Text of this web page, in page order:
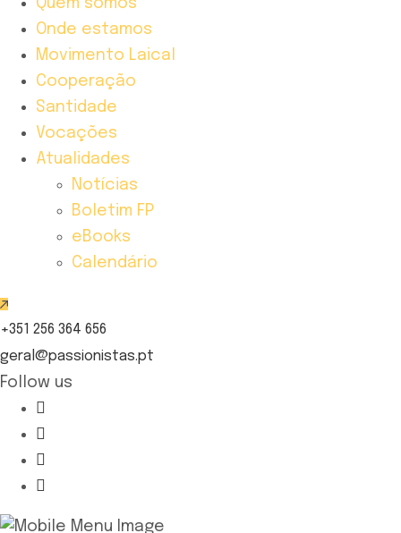
Quem somos
Onde estamos
Movimento Laical
Cooperação
Santidade
Vocações
Atualidades
Notícias
Boletim FP
eBooks
Calendário
+351 256 364 656
geral@passionistas.pt
Follow us